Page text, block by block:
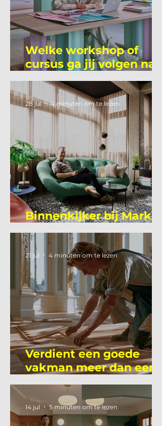
Welke workshop of
cursus ga jij volgen na
je vakantie?
Binnenkijker bij Mark
Mutsaers
28 jul 4 minuten om te lezen
Verdient een goede
vakman meer dan een
gemiddelde
academicus?
21 jul 4 minuten om te lezen
14 jul 5 minuten om te lezen